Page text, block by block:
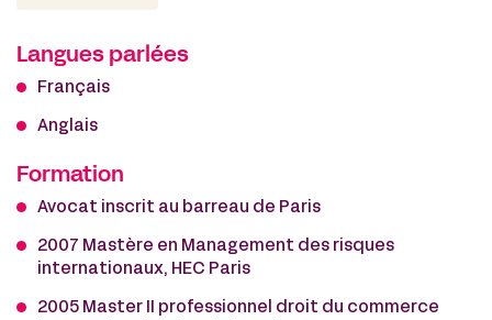
Langues parlées
Français
Anglais
Formation
Avocat inscrit au barreau de Paris
2007 Mastère en Management des risques
internationaux, HEC Paris
2005 Master II professionnel droit du commerce